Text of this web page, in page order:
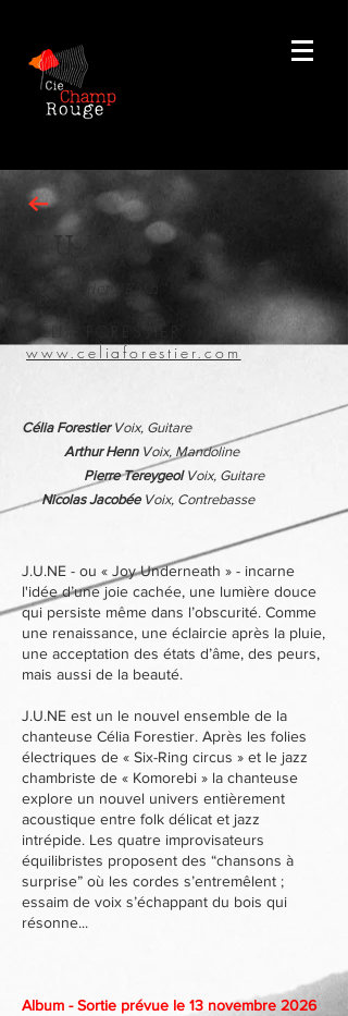
J.U.NE
"Joy UnderNEath"
CÉLIA FORESTIER
www.celiaforestier.com
Célia ForestierVoix, Guitare
Arthur HennVoix, Mandoline
Pierre TereygeolVoix, Guitare
Nicolas JacobéeVoix, Contrebasse
J.U.NE - ou « Joy Underneath » - incarne
l'idée d’une joie cachée, une lumière douce
qui persiste même dans l’obscurité. Comme
une renaissance, une éclaircie après la pluie,
une acceptation des états d’âme, des peurs,
mais aussi de la beauté.
J.U.NE est un le nouvel ensemble de la
chanteuse Célia Forestier. Après les folies
électriques de « Six-Ring circus » et le jazz
chambriste de « Komorebi » la chanteuse
explore un nouvel univers entièrement
acoustique entre folk délicat et jazz
intrépide. Les quatre improvisateurs
équilibristes proposent des “chansons à
surprise” où les cordes s’entremêlent ;
essaim de voix s’échappant du bois qui
résonne...
Album -Sortie prévue le 13 novembre 2026